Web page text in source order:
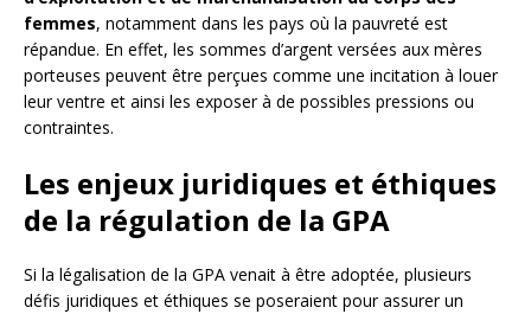
femmes, notamment dans les pays où la pauvreté est
répandue. En effet, les sommes d’argent versées aux mères
porteuses peuvent être perçues comme une incitation à louer
leur ventre et ainsi les exposer à de possibles pressions ou
contraintes.
Les enjeux juridiques et éthiques
de la régulation de la GPA
Si la légalisation de la GPA venait à être adoptée, plusieurs
défis juridiques et éthiques se poseraient pour assurer un